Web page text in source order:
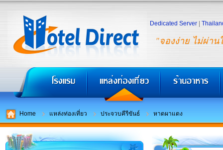
"จองง่าย ไม่ผ่าน
Dedicated Server
Home แหล่งท่องเที่ยว ประจวบคีรีขันธ์ หาดผาแดง